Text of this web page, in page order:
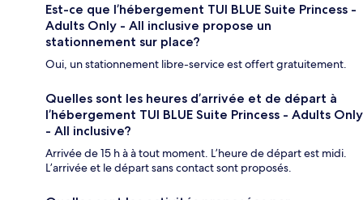
Est-ce que l’hébergement TUI BLUE Suite Princess -
Adults Only - All inclusive propose un
stationnement sur place?
Oui, un stationnement libre-service est offert gratuitement.
Quelles sont les heures d’arrivée et de départ à
l’hébergement TUI BLUE Suite Princess - Adults Only
- All inclusive?
Arrivée de 15 h à à tout moment. L’heure de départ est midi.
L’arrivée et le départ sans contact sont proposés.